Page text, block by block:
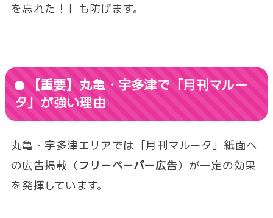
を忘れた！」も防げます。
【重要】丸亀・宇多津で「月刊マルー
タ」が強い理由
丸亀・宇多津エリアでは「月刊マルータ」紙面へ
の広告掲載（ フリーペーパー広告）が一定の効果
を発揮しています。